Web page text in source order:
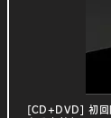
[CD+DVD] 初回